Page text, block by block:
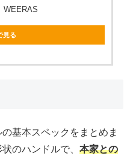
WEERAS
見る
基本スペックをまとめま
のハンドルで、 本家との